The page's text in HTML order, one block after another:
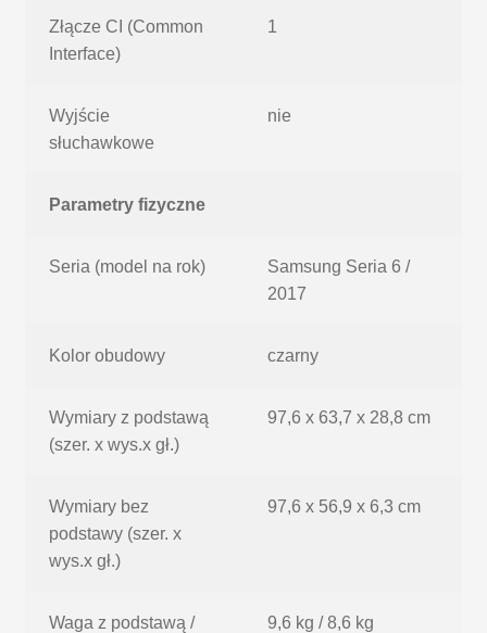
Złącze CI (Common
Interface)
1
Wyjście
słuchawkowe
nie
Parametry fizyczne
Seria (model na rok)
Samsung Seria 6 /
2017
Kolor obudowy czarny
Wymiary z podstawą
(szer. x wys.x gł.)
97,6 x 63,7 x 28,8 cm
Wymiary bez
podstawy (szer. x
wys.x gł.)
97,6 x 56,9 x 6,3 cm
Waga z podstawą /
9,6 kg / 8,6 kg